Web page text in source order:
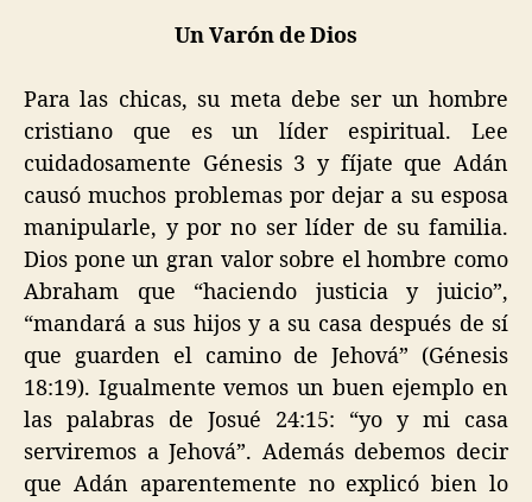
Un Varón de Dios
Para las chicas, su meta debe ser un hombre
cristiano que es un líder espiritual. Lee
cuidadosamente Génesis 3 y fíjate que Adán
causó muchos problemas por dejar a su esposa
manipularle, y por no ser líder de su familia.
Dios pone un gran valor sobre el hombre como
Abraham que “haciendo justicia y juicio”,
“mandará a sus hijos y a su casa después de sí
que guarden el camino de Jehová” (Génesis
18:19). Igualmente vemos un buen ejemplo en
las palabras de Josué 24:15: “yo y mi casa
serviremos a Jehová”. Además debemos decir
que Adán aparentemente no explicó bien lo